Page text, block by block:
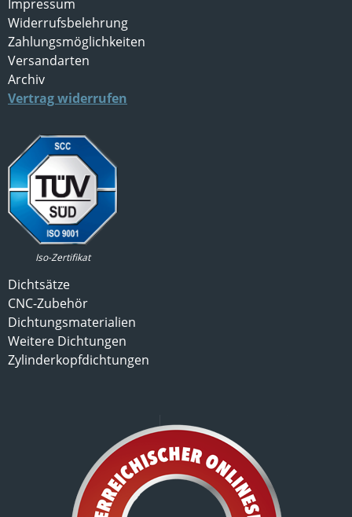
Impressum
Widerrufsbelehrung
Zahlungsmöglichkeiten
Versandarten
Archiv
Vertrag widerrufen
Iso-Zertifikat
Dichtsätze
CNC-Zubehör
Dichtungsmaterialien
Weitere Dichtungen
Zylinderkopfdichtungen